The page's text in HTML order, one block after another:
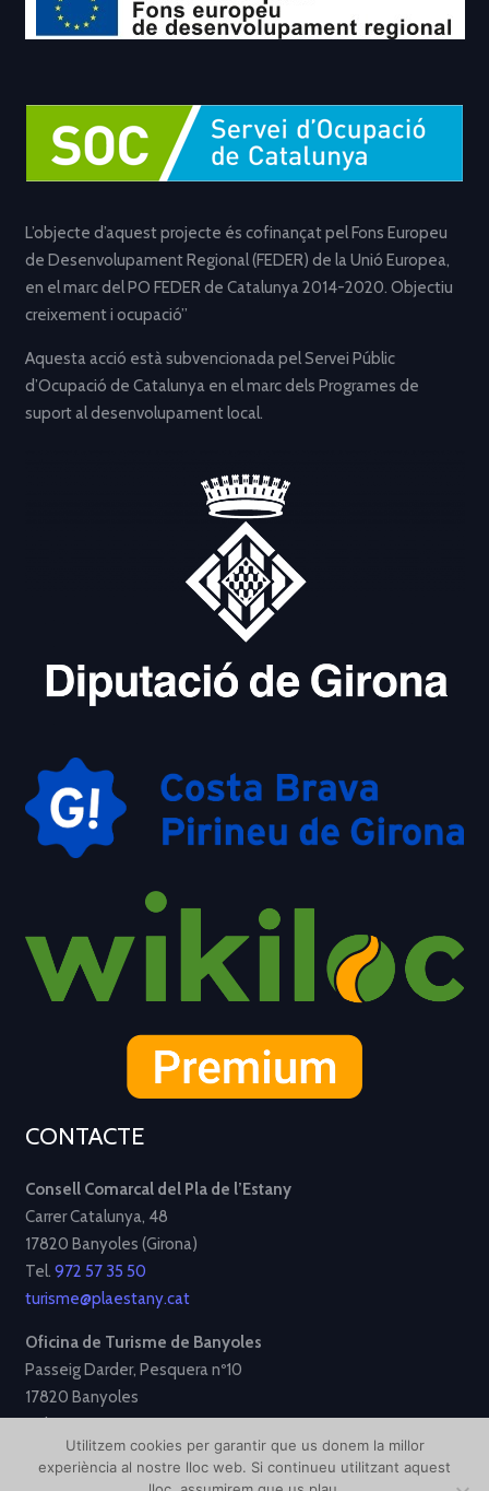
L’objecte d’aquest projecte és cofinançat pel Fons Europeu
de Desenvolupament Regional (FEDER) de la Unió Europea,
en el marc del PO FEDER de Catalunya 2014-2020. Objectiu
creixement i ocupació”
Aquesta acció està subvencionada pel Servei Públic
d’Ocupació de Catalunya en el marc dels Programes de
suport al desenvolupament local.
CONTACTE
Consell Comarcal del Pla de l’Estany
Carrer Catalunya, 48
17820 Banyoles (Girona)
Tel. 972 57 35 50
turisme@plaestany.cat
Oficina de Turisme de Banyoles
Passeig Darder, Pesquera nº10
17820 Banyoles
Tel.972 58 34 70
turisme@ajbanyoles.org
Utilitzem cookies per garantir que us donem la millor
experiència al nostre lloc web. Si continueu utilitzant aquest